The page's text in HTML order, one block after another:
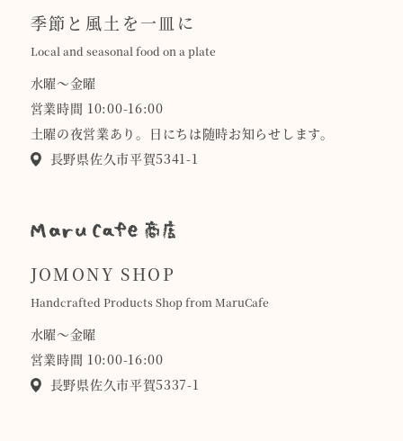
季節と風土を一皿に
Local and seasonal food on a plate
水曜〜金曜
営業時間 10:00-16:00
土曜の夜営業あり。日にちは随時お知らせします。
長野県佐久市平賀5341-1
JOMONY SHOP
Handcrafted Products Shop from MaruCafe
水曜〜金曜
営業時間 10:00-16:00
長野県佐久市平賀5337-1